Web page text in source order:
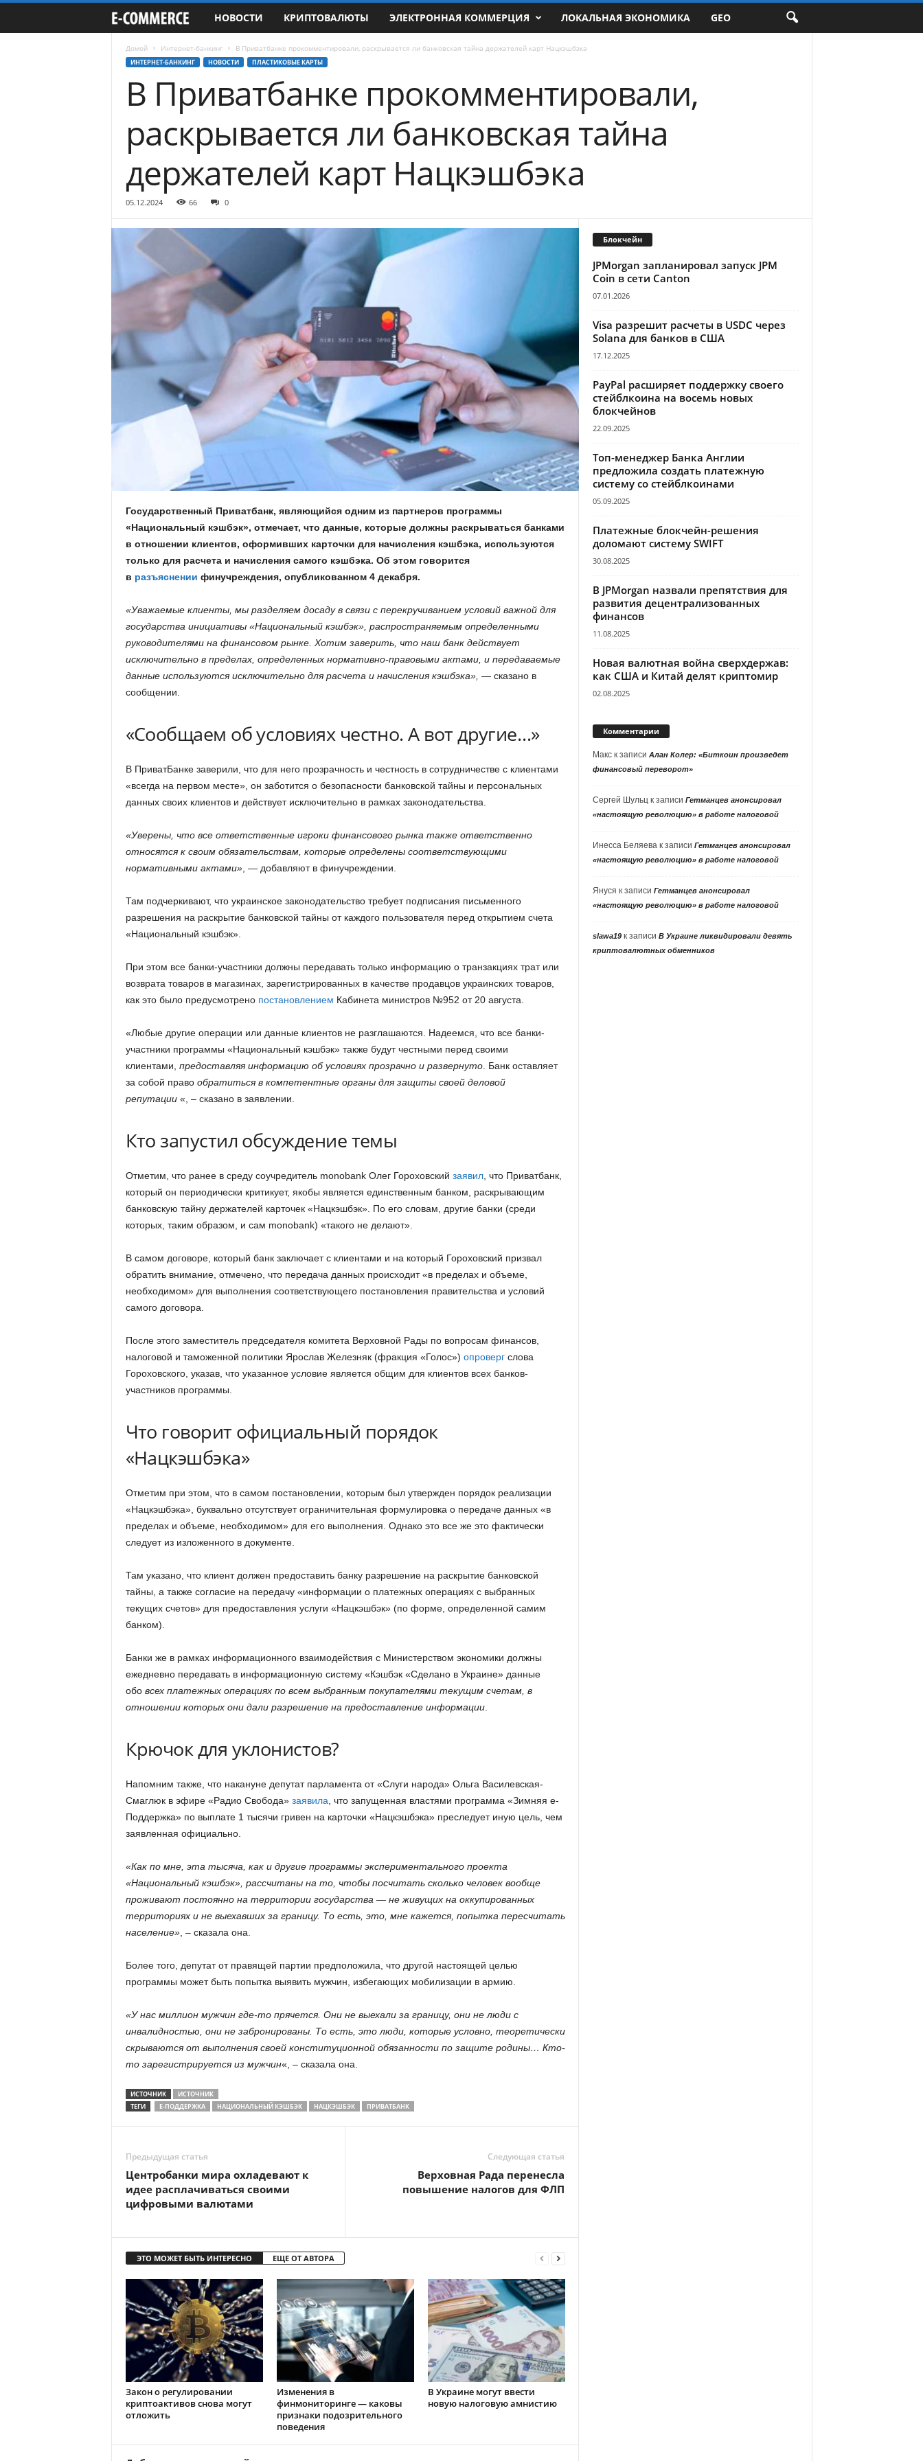
-
o
m
m
r
c
.
НОВОСТИ КРИПТОВАЛЮТЫ ЭЛЕКТРОННАЯ КОММЕРЦИЯ ЛОКАЛЬНАЯ ЭКОНОМИКА GEO
Домой Интернет-банкинг В Приватбанке прокомментировали, раскрывается ли банковская тайна держателей карт Нацкэшбэка
ИНТЕРНЕТ-БАНКИНГ НОВОСТИ ПЛАСТИКОВЫЕ КАРТЫ
В Приватбанке прокомментировали,
раскрывается ли банковская тайна
держателей карт Нацкэшбэка
05.12.2024 66 0
Государственный Приватбанк, являющийся одним из партнеров программы
«Национальный кэшбэк», отмечает, что данные, которые должны раскрываться банками
в отношении клиентов, оформивших карточки для начисления кэшбэка, используются
только для расчета и начисления самого кэшбэка. Об этом говорится
в разъяснении финучреждения, опубликованном 4 декабря.
«Уважаемые клиенты, мы разделяем досаду в связи с перекручиванием условий важной для
государства инициативы «Национальный кэшбэк», распространяемым определенными
руководителями на финансовом рынке. Хотим заверить, что наш банк действует
исключительно в пределах, определенных нормативно-правовыми актами, и передаваемые
данные используются исключительно для расчета и начисления кэшбэка», — сказано в
сообщении.
«Сообщаем об условиях честно. А вот другие…»
В ПриватБанке заверили, что для него прозрачность и честность в сотрудничестве с клиентами
«всегда на первом месте», он заботится о безопасности банковской тайны и персональных
данных своих клиентов и действует исключительно в рамках законодательства.
«Уверены, что все ответственные игроки финансового рынка также ответственно
относятся к своим обязательствам, которые определены соответствующими
нормативными актами», — добавляют в финучреждении.
Там подчеркивают, что украинское законодательство требует подписания письменного
разрешения на раскрытие банковской тайны от каждого пользователя перед открытием счета
«Национальный кэшбэк».
При этом все банки-участники должны передавать только информацию о транзакциях трат или
возврата товаров в магазинах, зарегистрированных в качестве продавцов украинских товаров,
как это было предусмотрено постановлением Кабинета министров №952 от 20 августа.
«Любые другие операции или данные клиентов не разглашаются. Надеемся, что все банки-
участники программы «Национальный кэшбэк» также будут честными перед своими
клиентами, предоставляя информацию об условиях прозрачно и развернуто. Банк оставляет
за собой право обратиться в компетентные органы для защиты своей деловой
репутации«, – сказано в заявлении.
Кто запустил обсуждение темы
Отметим, что ранее в среду соучредитель monobank Олег Гороховский заявил, что Приватбанк,
который он периодически критикует, якобы является единственным банком, раскрывающим
банковскую тайну держателей карточек «Нацкэшбэк». По его словам, другие банки (среди
которых, таким образом, и сам monobank) «такого не делают».
В самом договоре, который банк заключает с клиентами и на который Гороховский призвал
обратить внимание, отмечено, что передача данных происходит «в пределах и объеме,
необходимом» для выполнения соответствующего постановления правительства и условий
самого договора.
После этого заместитель председателя комитета Верховной Рады по вопросам финансов,
налоговой и таможенной политики Ярослав Железняк (фракция «Голос») опровергслова
Гороховского, указав, что указанное условие является общим для клиентов всех банков-
участников программы.
Что говорит официальный порядок
«Нацкэшбэка»
Отметим при этом, что в самом постановлении, которым был утвержден порядок реализации
«Нацкэшбэка», буквально отсутствует ограничительная формулировка о передаче данных «в
пределах и объеме, необходимом» для его выполнения. Однако это все же это фактически
следует из изложенного в документе.
Там указано, что клиент должен предоставить банку разрешение на раскрытие банковской
тайны, а также согласие на передачу «информации о платежных операциях с выбранных
текущих счетов» для предоставления услуги «Нацкэшбэк» (по форме, определенной самим
банком).
Банки же в рамках информационного взаимодействия с Министерством экономики должны
ежедневно передавать в информационную систему «Кэшбэк «Сделано в Украине» данные
обо всех платежных операциях по всем выбранным покупателями текущим счетам, в
отношении которых они дали разрешение на предоставление информации.
Крючок для уклонистов?
Напомним также, что накануне депутат парламента от «Слуги народа» Ольга Василевская-
Смаглюк в эфире «Радио Свобода» заявила , что запущенная властями программа «Зимняя е-
Поддержка» по выплате 1 тысячи гривен на карточки «Нацкэшбэка» преследует иную цель, чем
заявленная официально.
«Как по мне, эта тысяча, как и другие программы экспериментального проекта
«Национальный кэшбэк», рассчитаны на то, чтобы посчитать сколько человек вообще
проживают постоянно на территории государства — не живущих на оккупированных
территориях и не выехавших за границу. То есть, это, мне кажется, попытка пересчитать
население», – сказала она.
Более того, депутат от правящей партии предположила, что другой настоящей целью
программы может быть попытка выявить мужчин, избегающих мобилизации в армию.
«У нас миллион мужчин где-то прячется. Они не выехали за границу, они не люди с
инвалидностью, они не забронированы. То есть, это люди, которые условно, теоретически
скрываются от выполнения своей конституционной обязанности по защите родины… Кто-
то зарегистрируется из мужчин«, – сказала она.
ИСТОЧНИК
ИСТОЧНИК
ТЕГИ
Е-ПОДДЕРЖКА НАЦИОНАЛЬНЫЙ КЭШБЭК НАЦКЭШБЭК ПРИВАТБАНК
Предыдущая статья
Центробанки мира охладевают к
идее расплачиваться своими
цифровыми валютами
Следующая статья
Верховная Рада перенесла
повышение налогов для ФЛП
ЭТО МОЖЕТ БЫТЬ ИНТЕРЕСНО ЕЩЕ ОТ АВТОРА
Закон о регулировании
криптоактивов снова могут
отложить
Изменения в
финмониторинге — каковы
признаки подозрительного
поведения
В Украине могут ввести
новую налоговую амнистию
Блокчейн
JPMorgan запланировал запуск JPM
Coin в сети Canton
07.01.2026
Visa разрешит расчеты в USDC через
Solana для банков в США
17.12.2025
PayPal расширяет поддержку своего
стейблкоина на восемь новых
блокчейнов
22.09.2025
Топ-менеджер Банка Англии
предложила создать платежную
систему со стейблкоинами
05.09.2025
Платежные блокчейн-решения
доломают систему SWIFT
30.08.2025
В JPMorgan назвали препятствия для
развития децентрализованных
финансов
11.08.2025
Новая валютная война сверхдержав:
как США и Китай делят криптомир
02.08.2025
Комментарии
Макск записи Алан Колер: «Биткоин произведет
финансовый переворот»
Сергей Шульцк записи Гетманцев анонсировал
«настоящую революцию» в работе налоговой
Инесса Беляевак записи Гетманцев анонсировал
«настоящую революцию» в работе налоговой
Януся к записи Гетманцев анонсировал
«настоящую революцию» в работе налоговой
slawa19к записи В Украине ликвидировали девять
криптовалютных обменников